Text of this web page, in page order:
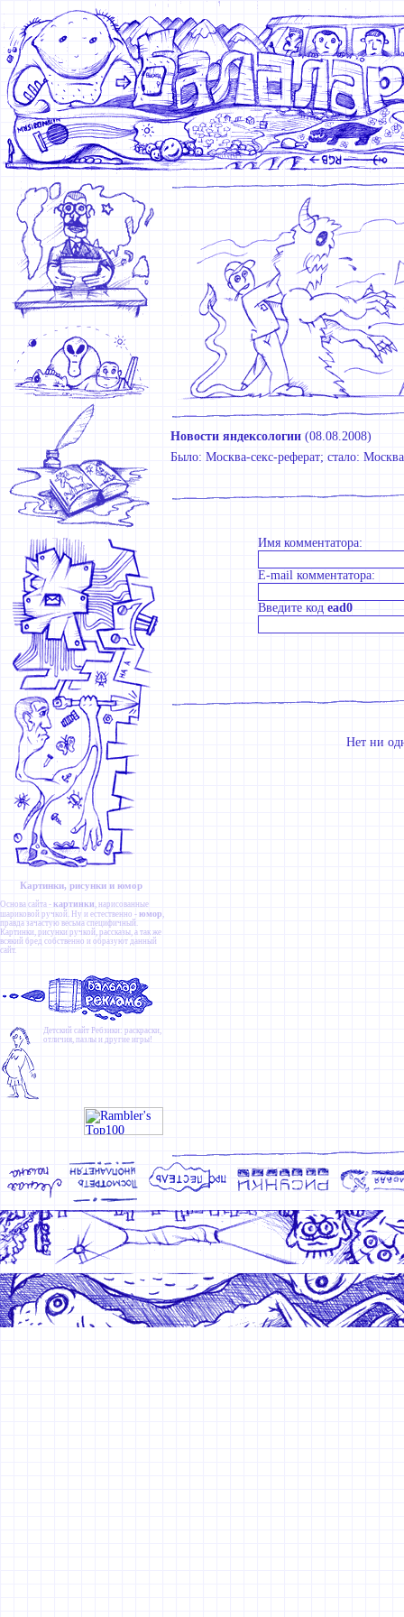
Картинки, рисунки и юмор
Основа сайта - картинки , нарисованные
шариковой ручкой. Ну и естественно - юмор ,
правда зачастую весьма специфичный.
Картинки, рисунки ручкой, рассказы, а так же
всякий бред собственно и образуют данный
сайт.
Детский сайт Ребзики: раскраски,
отличия, пазлы и другие игры!
Новости яндексологии (08.08.2008)
Было: Москва-секс-реферат; стало:
Имя комментатора:
E-mail комментатора:
Введите код ead0
Нет ни